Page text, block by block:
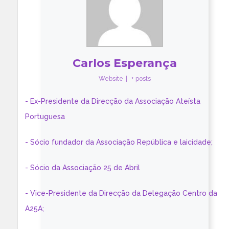
Carlos Esperança
Website + posts
- Ex-Presidente da Direcção da Associação Ateísta
Portuguesa
- Sócio fundador da Associação República e laicidade;
- Sócio da Associação 25 de Abril
- Vice-Presidente da Direcção da Delegação Centro da
A25A;